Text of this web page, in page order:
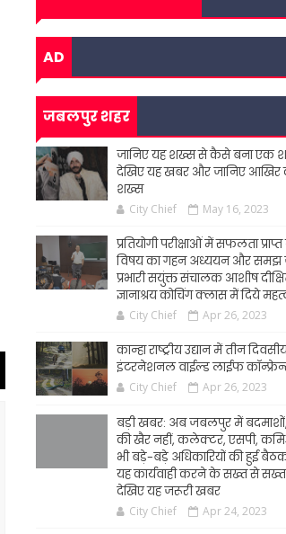
AD
जबलपुर शहर
जानिए यह शख्स से कैसे बना एक
देखिए यह खबर और जानिए आखिर
शख्स
City Chief May 16, 2023
प्रतियोगी परीक्षाओं में सफलता
विषय का गहन अध्ययन और समझ
प्रभारी सयुंक्त संचालक आशीष
ज्ञानाश्रय कोचिंग क्लास में दिये
City Chief Apr 26, 2023
कान्हा राष्ट्रीय उद्यान में तीन
इंटरनेशनल वाईल्ड लाईफ
City Chief Apr 26, 2023
बड़ी खबर: अब जबलपुर में बदमाशों,
की खैर नहीं, कलेक्टर, एसपी,
भी बड़े-बड़े अधिकारियों की हुई
यह कार्यवाही करने के सख्त से सख्त
देखिए यह जरूरी खबर
City Chief Apr 24, 2023